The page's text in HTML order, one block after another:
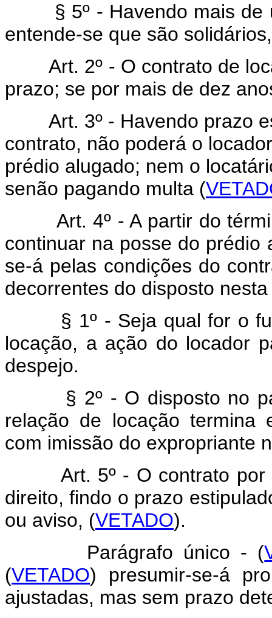
§ 5º - Havendo mais de
entende-se que são
Art. 2º - O contrato de
prazo; se por mais de dez
Art. 3º - Havendo prazo
contrato, não poderá o
prédio alugado; nem o
senão pagando multa (
Art. 4º - A partir do
continuar na posse do prédio
se-á pelas condições do
decorrentes do disposto
§ 1º - Seja qual for o
locação, a ação do locador
despejo.
§ 2º - O disposto no
relação de locação termina
com imissão do expropriante
Art. 5º - O contrato por
direito, findo o prazo
ou aviso, (VETADO).
Parágrafo único - (
(VETADO) presumir-se-á
ajustadas, mas sem prazo